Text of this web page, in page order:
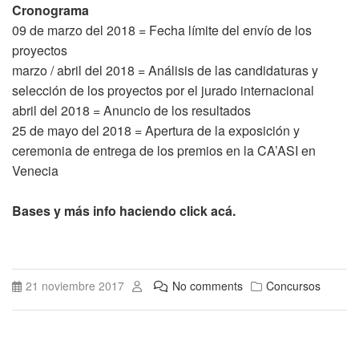
Cronograma
09 de marzo del 2018 = Fecha límite del envío de los
proyectos
marzo / abril del 2018 = Análisis de las candidaturas y
selección de los proyectos por el jurado internacional
abril del 2018 = Anuncio de los resultados
25 de mayo del 2018 = Apertura de la exposición y
ceremonia de entrega de los premios en la CA’ASI en
Venecia
Bases y más info haciendo click acá.
21 noviembre 2017 No comments Concursos